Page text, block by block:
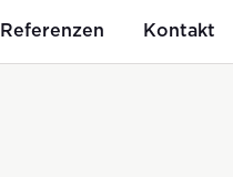
Kontakt